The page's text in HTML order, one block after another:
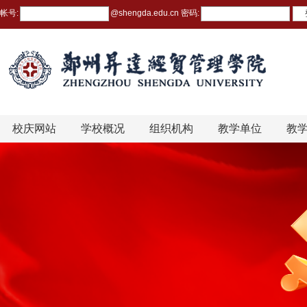
帐号: @shengda.edu.cn 密码:
校庆网站 学校概况 组织机构 教学单位 教